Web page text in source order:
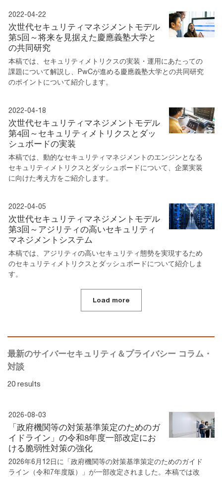
2022-04-22
次世代セキュリティマネジメントモデル
第5回～将来を見据えた慶應義塾大学と
の共同研究
本稿では、セキュリティメトリクスの実装・運用にあたっての
課題について解説し、PwCが進める慶應義塾大学との共同研究
のポイントについて紹介します。
2022-04-18
次世代セキュリティマネジメントモデル
第4回～セキュリティメトリクスとダッ
シュボードの実装
本稿では、動的なセキュリティマネジメントのエンジンとなる
セキュリティメトリクスとダッシュボードについて、企業実装
に向けた考え方をご紹介します。
2022-04-05
次世代セキュリティマネジメントモデル
第3回～アジリティの高いセキュリティ
マネジメントシステム
本稿では、アジリティの高いセキュリティ態勢を実現するため
のセキュリティメトリクスとダッシュボードについて紹介しま
す。
Load more
最新のサイバーセキュリティ＆プライバシー コラム・
対談
20 results
2026-08-03
「政府機関等の対策基準策定のためのガ
イドライン」の令和8年度一部改定にお
ける脆弱性対策の強化
2026年6月12日に「政府機関等の対策基準策定のためのガイド
ライン（令和7年度版）」が一部改定されました。本稿では改